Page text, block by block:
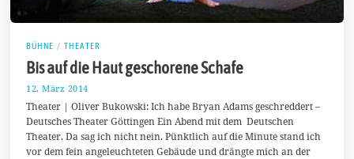
BÜHNE / THEATER
Bis auf die Haut geschorene Schafe
12. März 2014
.
M
ä
r
Theater | Oliver Bukowski: Ich habe Bryan Adams geschreddert –
Deutsches Theater Göttingen Ein Abend mit dem Deutschen
Theater. Da sag ich nicht nein. Pünktlich auf die Minute stand ich
vor dem fein angeleuchteten Gebäude und drängte mich an der